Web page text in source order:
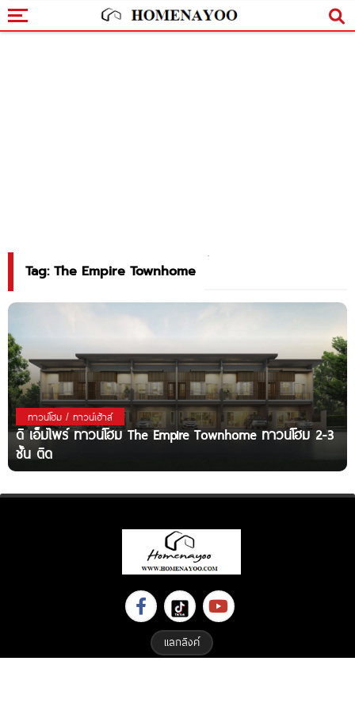
Tag: The Empire Townhome
ทาวน์โฮม / ทาวน์เฮ้าส์
ดิ เอ็มไพร์ ทาวน์โฮม The Empire Townhome ทาวน์โฮม 2-3
ชั้น ติด
แลกลิงค์